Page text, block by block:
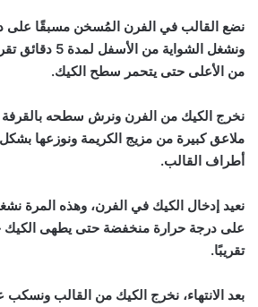
ونشغل الشواية من
من الأعلى حتى يتحمر سطح الكيك.
ملاعق كبيرة من مزيج الكريمة ونوزعها
أطراف القالب.
نعيد إدخال الكيك في الفرن، وهذه المرة
تقريبًا.
بعد الانتهاء، نخرج الكيك من القالب ونسكب